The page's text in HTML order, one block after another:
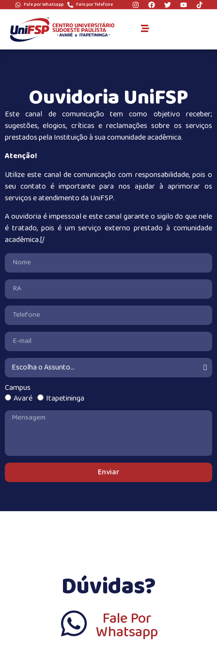
Fale por Whatsapp Fale por Telefone
Ouvidoria
Ouvidoria UniFSP
Este canal de comunicação tem como objetivo receber;
sugestões, elogios, críticas e reclamações sobre os serviços
prestados pela Instituição à sua comunidade acadêmica.
Atenção!
Utilize este canal de comunicação com responsabilidade, pois o
seu contato é importante para nos ajudar à aprimorar os
serviços e atendimento da UniFSP.
A ouvidoria é impessoal e este canal garante o sigilo do que nele
é tratado, pois é um serviço externo prestado à comunidade
acadêmica.[/
Campus
Avaré
Itapetininga
Enviar
Dúvidas?
Fale Por
Whatsapp